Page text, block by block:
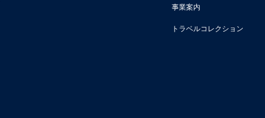
事業案内
トラベルコレクション